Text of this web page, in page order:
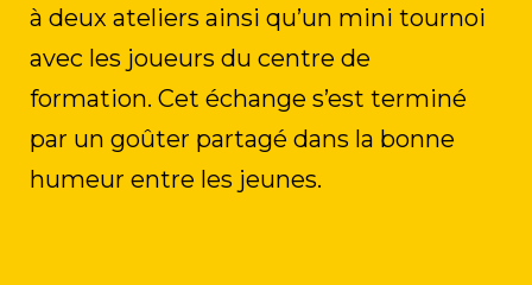
à deux ateliers ainsi qu’un mini tournoi
avec les joueurs du centre de
formation. Cet échange s’est terminé
par un goûter partagé dans la bonne
humeur entre les jeunes.